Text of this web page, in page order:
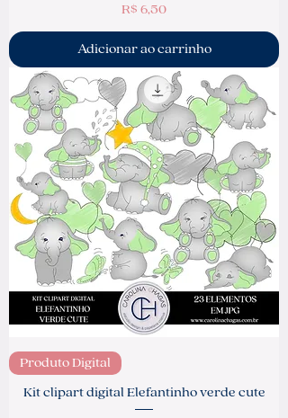
Preço
R$ 6,50
Adicionar ao carrinho
Produto Digital
Kit clipart digital Elefantinho verde cute